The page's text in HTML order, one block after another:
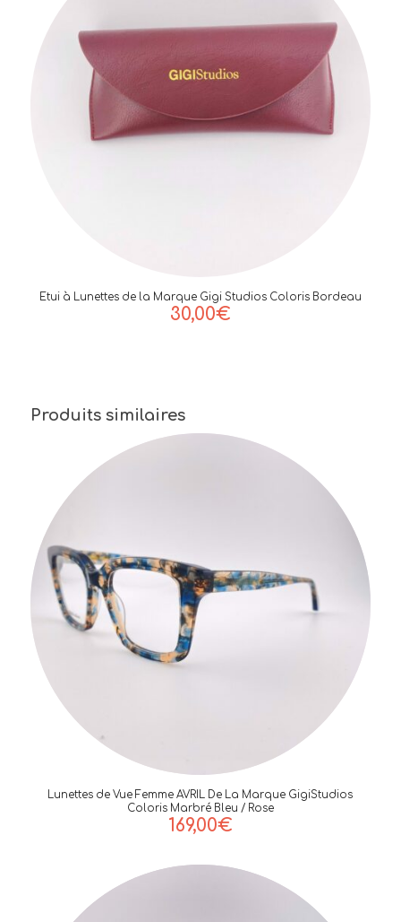
Etui à Lunettes de la Marque Gigi Studios Coloris Bordeau
30,00€
Produits similaires
Lunettes de Vue Femme AVRIL De La Marque GigiStudios
Coloris Marbré Bleu / Rose
169,00€